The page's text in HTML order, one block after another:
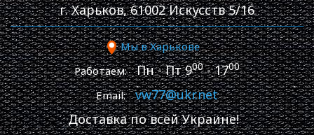
г. Харьков, 61002 Искусств 5/16
Мы в Харькове
Работаем: Пн - Пт 900- 1700
Email: vw77@ukr.net
Доставка по всей Украине!